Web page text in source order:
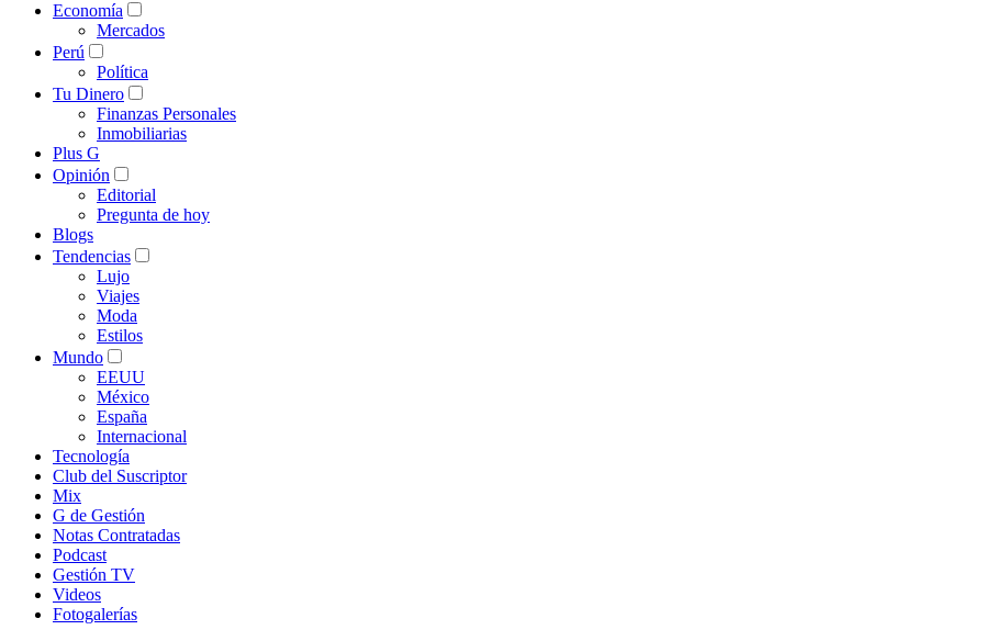
Economía
Mercados
Perú
Política
Tu Dinero
Finanzas Personales
Inmobiliarias
Plus G
Opinión
Editorial
Pregunta de hoy
Blogs
Tendencias
Lujo
Viajes
Moda
Estilos
Mundo
EEUU
México
España
Internacional
Tecnología
Club del Suscriptor
Mix
G de Gestión
Notas Contratadas
Podcast
Gestión TV
Videos
Fotogalerías